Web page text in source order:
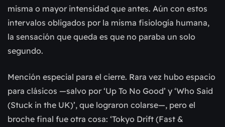
misma o mayor intensidad que antes. Aún con estos
intervalos obligados por la misma fisiología humana,
la sensación que queda es que no paraba un solo
segundo.
Mención especial para el cierre. Rara vez hubo espacio
para clásicos —salvo por ‘Up To No Good’ y ‘Who Said
(Stuck in the UK)’, que lograron colarse—, pero el
broche final fue otra cosa: ‘Tokyo Drift (Fast &